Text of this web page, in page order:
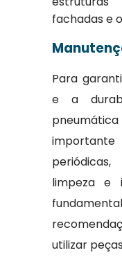
fachadas e
Para
e a
limpeza e
utilizar